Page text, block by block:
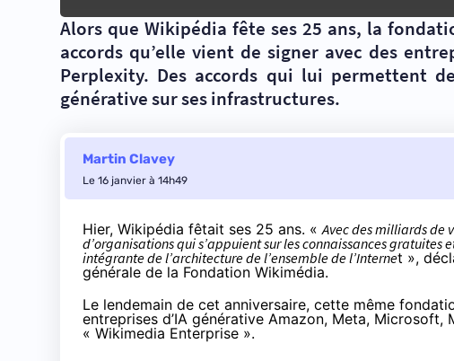
Alors que Wikipédia fête ses 25 ans, la
accords qu’elle vient de signer avec des
Perplexity. Des accords qui lui permettent
générative sur ses infrastructures.
Martin Clavey
Le 16 janvier à 14h49
Hier, Wikipédia fêtait ses 25 ans. «Avec des milliards de
d’organisations qui s’appuient sur les connaissances
intégrante de l’architecture de l’ensemble de l’Internet »,
générale de la Fondation Wikimédia.
Le lendemain de cet anniversaire, cette même
entreprises d’IA générative Amazon, Meta,
« Wikimedia Enterprise ».